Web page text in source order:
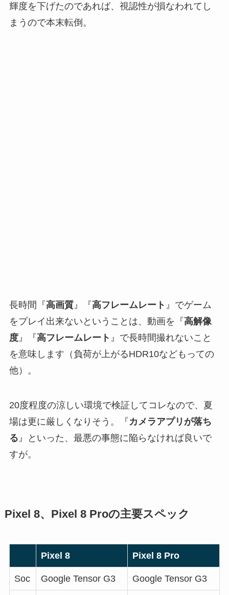
輝度を下げたのであれば、視認性が損なわれてし
まうので本末転倒。
長時間『高画質』『高フレームレート 』でゲーム
をプレイ出来ないということは、動画を『高解像
度』『高フレームレート 』で長時間撮れないこと
を意味します（負荷が上がるHDR10などもっての
他）。
20度程度の涼しい環境で検証してコレなので、夏
場は更に厳しくなりそう。『 カメラアプリが落ち
る 』といった、最悪の事態に陥らなければ良いで
すが。
Pixel 8、Pixel 8 Proの主要スペック
Pixel 8 Pixel 8 Pro
Soc Google Tensor G3 Google Tensor G3